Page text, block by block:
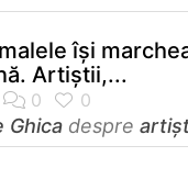
îşi
Artiştii,...
Ghica despre